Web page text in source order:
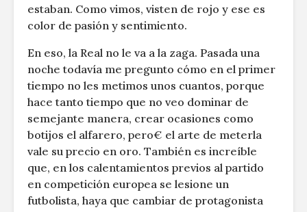
estaban. Como vimos, visten de rojo y ese es
color de pasión y sentimiento.
En eso, la Real no le va a la zaga. Pasada una
noche todavía me pregunto cómo en el primer
tiempo no les metimos unos cuantos, porque
hace tanto tiempo que no veo dominar de
semejante manera, crear ocasiones como
botijos el alfarero, pero€ el arte de meterla
vale su precio en oro. También es increíble
que, en los calentamientos previos al partido
en competición europea se lesione un
futbolista, haya que cambiar de protagonista